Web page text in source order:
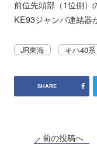
前位先頭部（1位側）
KE93ジャンパ連結器
JR東海 キハ40系
SHARE
前の投稿へ